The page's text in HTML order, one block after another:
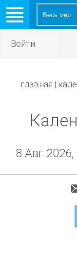
Войти
главная |
8 Авг